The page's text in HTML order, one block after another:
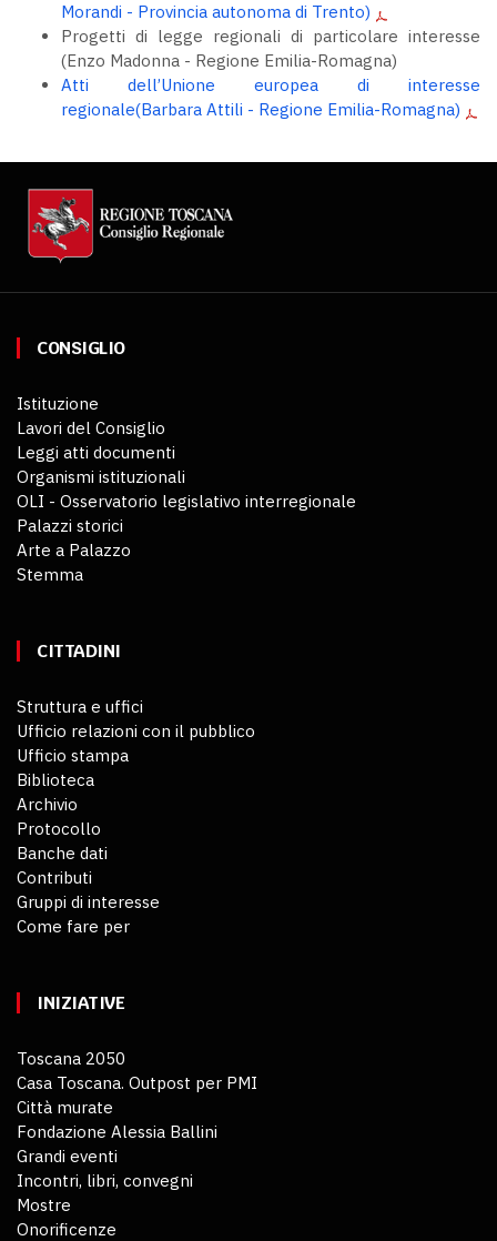
Morandi - Provincia autonoma di Trento)
Progetti di legge regionali di particolare interesse
(Enzo Madonna - Regione Emilia-Romagna)
Atti dell’Unione europea di interesse
regionale(Barbara Attili - Regione Emilia-Romagna)
CONSIGLIO
Istituzione
Lavori del Consiglio
Leggi atti documenti
Organismi istituzionali
OLI - Osservatorio legislativo interregionale
Palazzi storici
Arte a Palazzo
Stemma
CITTADINI
Struttura e uffici
Ufficio relazioni con il pubblico
Ufficio stampa
Biblioteca
Archivio
Protocollo
Banche dati
Contributi
Gruppi di interesse
Come fare per
INIZIATIVE
Toscana 2050
Casa Toscana. Outpost per PMI
Città murate
Fondazione Alessia Ballini
Grandi eventi
Incontri, libri, convegni
Mostre
Onorificenze